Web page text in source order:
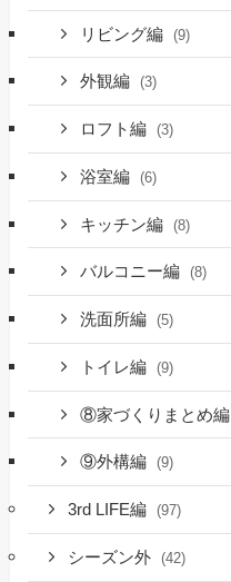
リビング編 (9)
外観編 (3)
ロフト編 (3)
浴室編 (6)
キッチン編 (8)
バルコニー編 (8)
洗面所編 (5)
トイレ編 (9)
⑧家づくりまとめ編
⑨外構編 (9)
3rd LIFE編 (97)
シーズン外 (42)